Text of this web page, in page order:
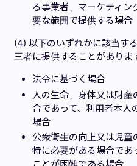
る事業者、マーケティン
要な範囲で提供する場合
(4) 以下のいずれかに該当す
三者に提供することがありま
法令に基づく場合
人の生命、身体又は財
合であって、利用者本人
場合
公衆衛生の向上又は児童
特に必要がある場合であ